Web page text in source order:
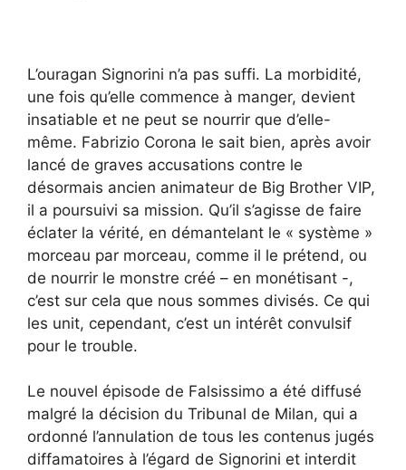
L’ouragan Signorini n’a pas suffi. La morbidité,
une fois qu’elle commence à manger, devient
insatiable et ne peut se nourrir que d’elle-
même. Fabrizio Corona le sait bien, après avoir
lancé de graves accusations contre le
désormais ancien animateur de Big Brother VIP,
il a poursuivi sa mission. Qu’il s’agisse de faire
éclater la vérité, en démantelant le « système »
morceau par morceau, comme il le prétend, ou
de nourrir le monstre créé – en monétisant -,
c’est sur cela que nous sommes divisés. Ce qui
les unit, cependant, c’est un intérêt convulsif
pour le trouble.
Le nouvel épisode de Falsissimo a été diffusé
malgré la décision du Tribunal de Milan, qui a
ordonné l’annulation de tous les contenus jugés
diffamatoires à l’égard de Signorini et interdit